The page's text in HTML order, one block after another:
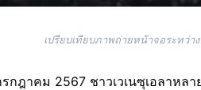
เปรียบเทียบภาพถ่ายหน้าจอระหว่
กฎาคม 2567 ชาวเวเนซุเอลาหล